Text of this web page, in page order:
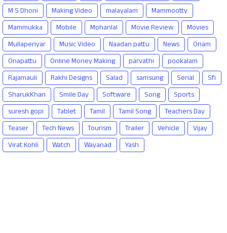
M S Dhoni
Making Video malayalam
Mammootty
Mammukka
Mobile Mohanlal Movie Review
Movies
Mullaperiyar
Music Video Naadan pattu News
Onam
Onapattu
Online Money Making parvathi
pookalam
Rajamauli
Rakhi Designs Salad samsung Serial
Sfi
SharukKhan
Smile Day Software Song
Sports
suresh gopi
Tablet Tamil Tamil Song
Teachers Day
Teaser
Tech News Tourism Trailer Vehicle
Vijay
Virat Kohli
Watch Wayanad Yash